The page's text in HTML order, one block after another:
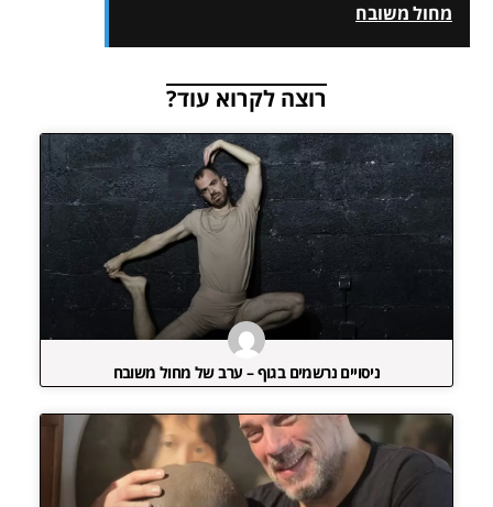
מחול משובח
רוצה לקרוא עוד?
ניסויים נרשמים בגוף – ערב של מחול משובח